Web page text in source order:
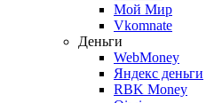
Мой Мир
Vkomnate
Деньги
WebMoney
Яндекс деньги
RBK Money